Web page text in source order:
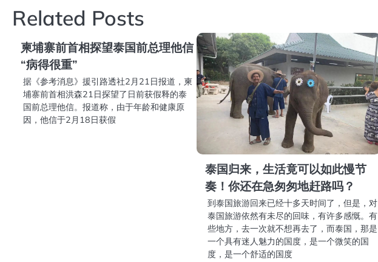
导
航
Related Posts
柬埔寨前首相探望泰国前总理他信
“病得很重”
据《参考消息》援引路透社2月21日报道，柬
埔寨前首相洪森21日探望了日前获假释的泰
国前总理他信。报道称，由于年龄和健康原
因，他信于2月18日获假
泰国归来，生活竟可以如此慢节
奏！你还在急匆匆地赶路吗？
到泰国旅游回来已经十多天时间了，但是，对
泰国旅游依然有未尽的回味，有许多感慨。有
些地方，去一次就不想再去了，而泰国，那是
一个具有迷人魅力的国度，是一个微笑的国
度，是一个舒适的国度